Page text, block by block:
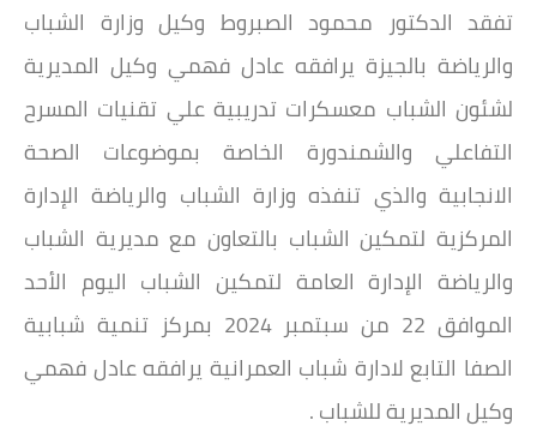
تفقد الدكتور محمود الصبروط وكيل وزارة الشباب
والرياضة بالجيزة يرافقه عادل فهمي وكيل المديرية
لشئون الشباب معسكرات تدريبية علي تقنيات المسرح
التفاعلي والشمندورة الخاصة بموضوعات الصحة
الانجابية والذي تنفذه وزارة الشباب والرياضة الإدارة
المركزية لتمكين الشباب بالتعاون مع مديرية الشباب
والرياضة الإدارة العامة لتمكين الشباب اليوم الأحد
الموافق 22 من سبتمبر 2024 بمركز تنمية شبابية
الصفا التابع لادارة شباب العمرانية يرافقه عادل فهمي
وكيل المديرية للشباب .